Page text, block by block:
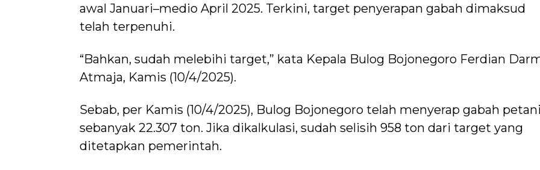
awal Januari–medio April 2025. Terkini, target penyerapan gabah dimaksud
telah terpenuhi.
“Bahkan, sudah melebihi target,” kata Kepala Bulog Bojonegoro Ferdian
Atmaja, Kamis (10/4/2025).
Sebab, per Kamis (10/4/2025), Bulog Bojonegoro telah menyerap gabah
sebanyak 22.307 ton. Jika dikalkulasi, sudah selisih 958 ton dari target yang
ditetapkan pemerintah.